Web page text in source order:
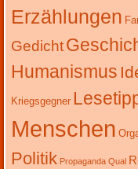
Erzählungen
Gedicht
Humanismus
Kriegsgegner
Menschen
Politik Propaganda Qual